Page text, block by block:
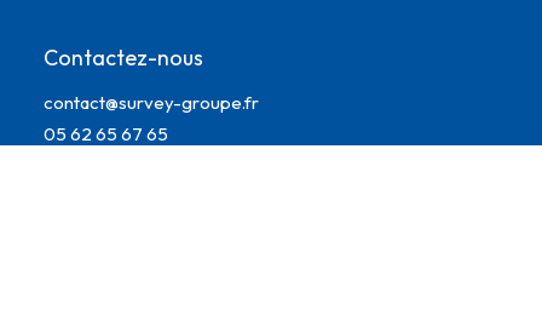
Contactez-nous
contact@survey-groupe.fr
05 62 65 67 65